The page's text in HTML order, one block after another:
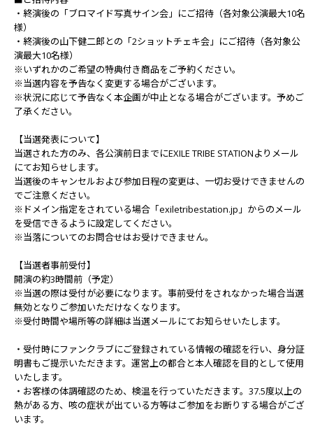
・終演後の「ブロマイド写真サイン会」にご招待（各対象公演最大10名
様）
・終演後の山下健二郎との「2ショットチェキ会」にご招待（各対象公
演最大10名様）
※いずれかのご希望の特典付き商品をご予約ください。
※当選内容を予告なく変更する場合がございます。
※状況に応じて予告なく本企画が中止となる場合がございます。予めご
了承ください。
【当選発表について】
当選された方のみ、各公演前日までにEXILE TRIBE STATIONよりメール
にてお知らせします。
当選後のキャンセルおよび参加日程の変更は、一切お受けできませんの
でご注意ください。
※ドメイン指定をされている場合「exiletribestation.jp」からのメール
を受信できるように設定してください。
※当落についてのお問合せはお受けできません。
【当選者事前受付】
開演の約3時間前（予定）
※当選の際は受付が必要になります。事前受付をされなかった場合当選
無効となりご参加いただけなくなります。
※受付時間や場所等の詳細は当選メールにてお知らせいたします。
・受付時にファンクラブにご登録されている情報の確認を行い、身分証
明書もご提示いただきます。運営上の都合と本人確認を目的として使用
いたします。
・お客様の体調確認のため、検温を行っていただきます。37.5度以上の
熱がある方、咳の症状が出ている方等はご参加をお断りする場合がござ
います。